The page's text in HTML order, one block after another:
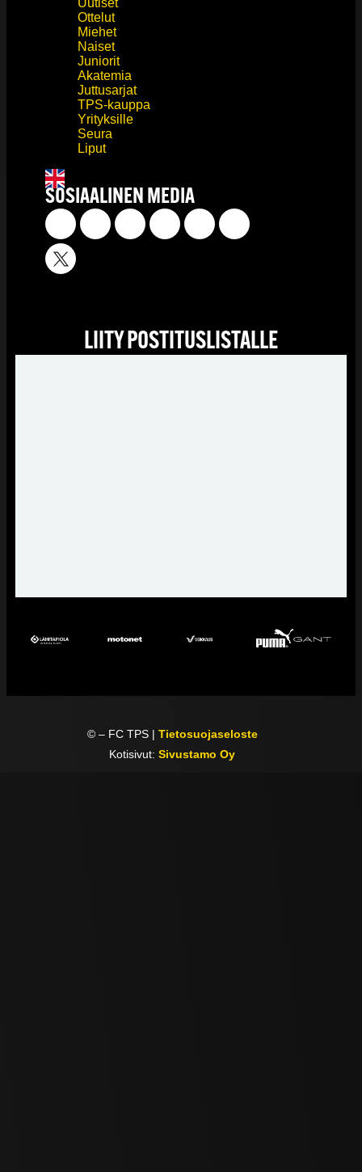
Uutiset
Ottelut
Miehet
Naiset
Juniorit
Akatemia
Juttusarjat
TPS-kauppa
Yrityksille
Seura
Liput
SOSIAALINEN MEDIA
LIITY POSTITUSLISTALLE
© – FC TPS | Tietosuojaseloste
Kotisivut:Sivustamo Oy